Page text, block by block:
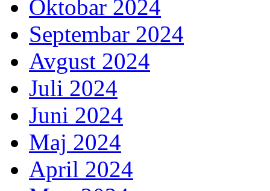
Oktobar 2024
Septembar 2024
Avgust 2024
Juli 2024
Juni 2024
Maj 2024
April 2024